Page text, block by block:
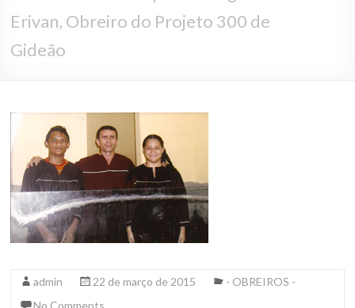
Erivan, Obreiro do Projeto 300 de
Gideão
admin 22 de março de 2015
- OBREIROS -
No Comments